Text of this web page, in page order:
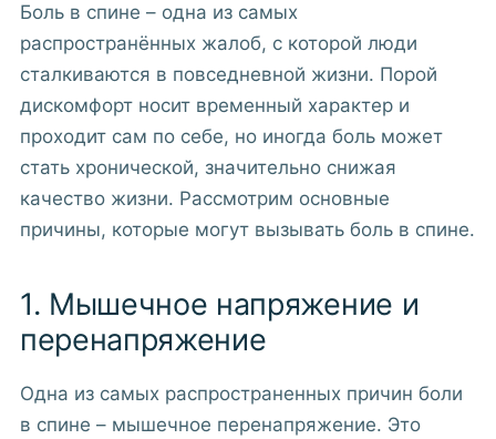
Боль в спине – одна из самых
распространённых жалоб, с которой люди
сталкиваются в повседневной жизни. Порой
дискомфорт носит временный характер и
проходит сам по себе, но иногда боль может
стать хронической, значительно снижая
качество жизни. Рассмотрим основные
причины, которые могут вызывать боль в спине.
1. Мышечное напряжение и
перенапряжение
Одна из самых распространенных причин боли
в спине – мышечное перенапряжение. Это